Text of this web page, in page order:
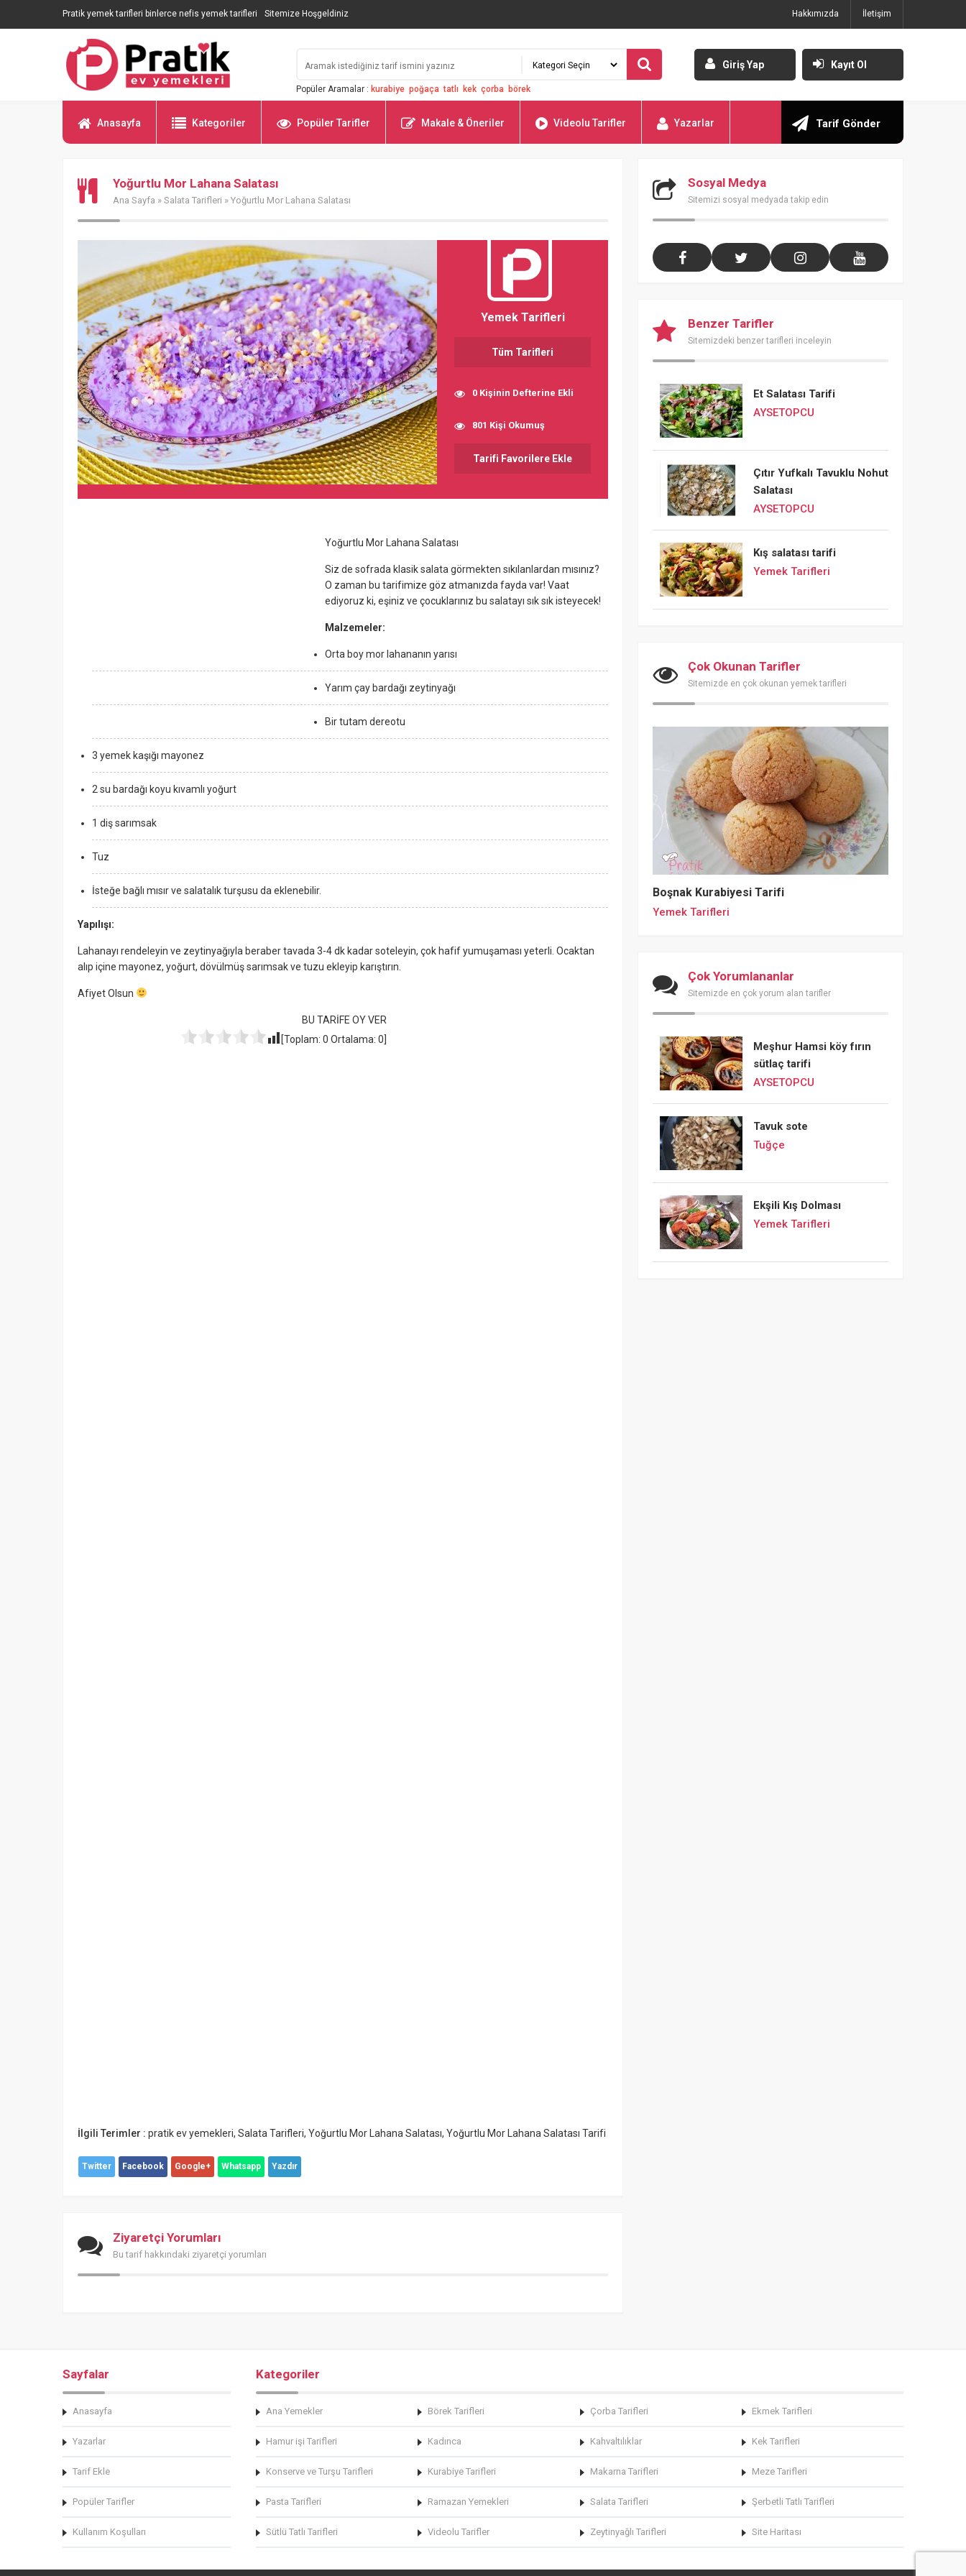
Pratik yemek tarifleri binlerce nefis yemek tarifleri Sitemize Hoşgeldiniz Hakkımızda İletişim
Popüler Aramalar : kurabiye poğaça tatlı kek çorba börek
Giriş Yap Kayıt Ol
Anasayfa Kategoriler Popüler Tarifler Makale & Öneriler Videolu Tarifler Yazarlar Tarif Gönder
Yoğurtlu Mor Lahana Salatası
Ana Sayfa » Salata Tarifleri » Yoğurtlu Mor Lahana Salatası
Yemek Tarifleri
Tüm Tarifleri
0 Kişinin Defterine Ekli
801 Kişi Okumuş
Tarifi Favorilere Ekle
Yoğurtlu Mor Lahana Salatası
Siz de sofrada klasik salata görmekten sıkılanlardan mısınız?
O zaman bu tarifimize göz atmanızda fayda var! Vaat
ediyoruz ki, eşiniz ve çocuklarınız bu salatayı sık sık isteyecek!
Malzemeler:
Orta boy mor lahananın yarısı
Yarım çay bardağı zeytinyağı
Bir tutam dereotu
3 yemek kaşığı mayonez
2 su bardağı koyu kıvamlı yoğurt
1 diş sarımsak
Tuz
İsteğe bağlı mısır ve salatalık turşusu da eklenebilir.
Yapılışı:
Lahanayı rendeleyin ve zeytinyağıyla beraber tavada 3-4 dk kadar soteleyin, çok hafif yumuşaması yeterli. Ocaktan
alıp içine mayonez, yoğurt, dövülmüş sarımsak ve tuzu ekleyip karıştırın.
Afiyet Olsun
BU TARİFE OY VER
[Toplam: 0 Ortalama: 0
İlgili Terimler : pratik ev yemekleri, Salata Tarifleri, Yoğurtlu Mor Lahana Salatası, Yoğurtlu Mor Lahana Salatası Tarifi
Twitter Facebook Google+ Whatsapp Yazdır
Ziyaretçi Yorumları
Bu tarif hakkındaki ziyaretçi yorumları
Sosyal Medya
Sitemizi sosyal medyada takip edin
Benzer Tarifler
Sitemizdeki benzer tarifleri inceleyin
Et Salatası Tarifi
AYSETOPCU
Çıtır Yufkalı Tavuklu Nohut
Salatası
AYSETOPCU
Kış salatası tarifi
Yemek Tarifleri
Çok Okunan Tarifler
Sitemizde en çok okunan yemek tarifleri
Boşnak Kurabiyesi Tarifi
Yemek Tarifleri
Çok Yorumlananlar
Sitemizde en çok yorum alan tarifler
Meşhur Hamsi köy fırın
sütlaç tarifi
AYSETOPCU
Tavuk sote
Tuğçe
Ekşili Kış Dolması
Yemek Tarifleri
Sayfalar
Anasayfa
Yazarlar
Tarif Ekle
Popüler Tarifler
Kullanım Koşulları
Kategoriler
Ana Yemekler Börek Tarifleri Çorba Tarifleri Ekmek Tarifleri
Hamur işi Tarifleri Kadınca Kahvaltılıklar Kek Tarifleri
Konserve ve Turşu Tarifleri Kurabiye Tarifleri Makarna Tarifleri Meze Tarifleri
Pasta Tarifleri Ramazan Yemekleri Salata Tarifleri Şerbetli Tatlı Tarifleri
Sütlü Tatlı Tarifleri Videolu Tarifler Zeytinyağlı Tarifleri Site Haritası